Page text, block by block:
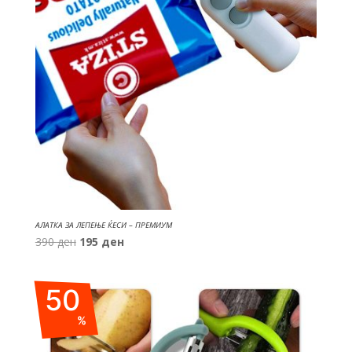
АЛАТКА ЗА ЛЕПЕЊЕ ЌЕСИ – ПРЕМИУМ
390ден Original
390 ден.
195 денCurrent
195 ден.
50
%